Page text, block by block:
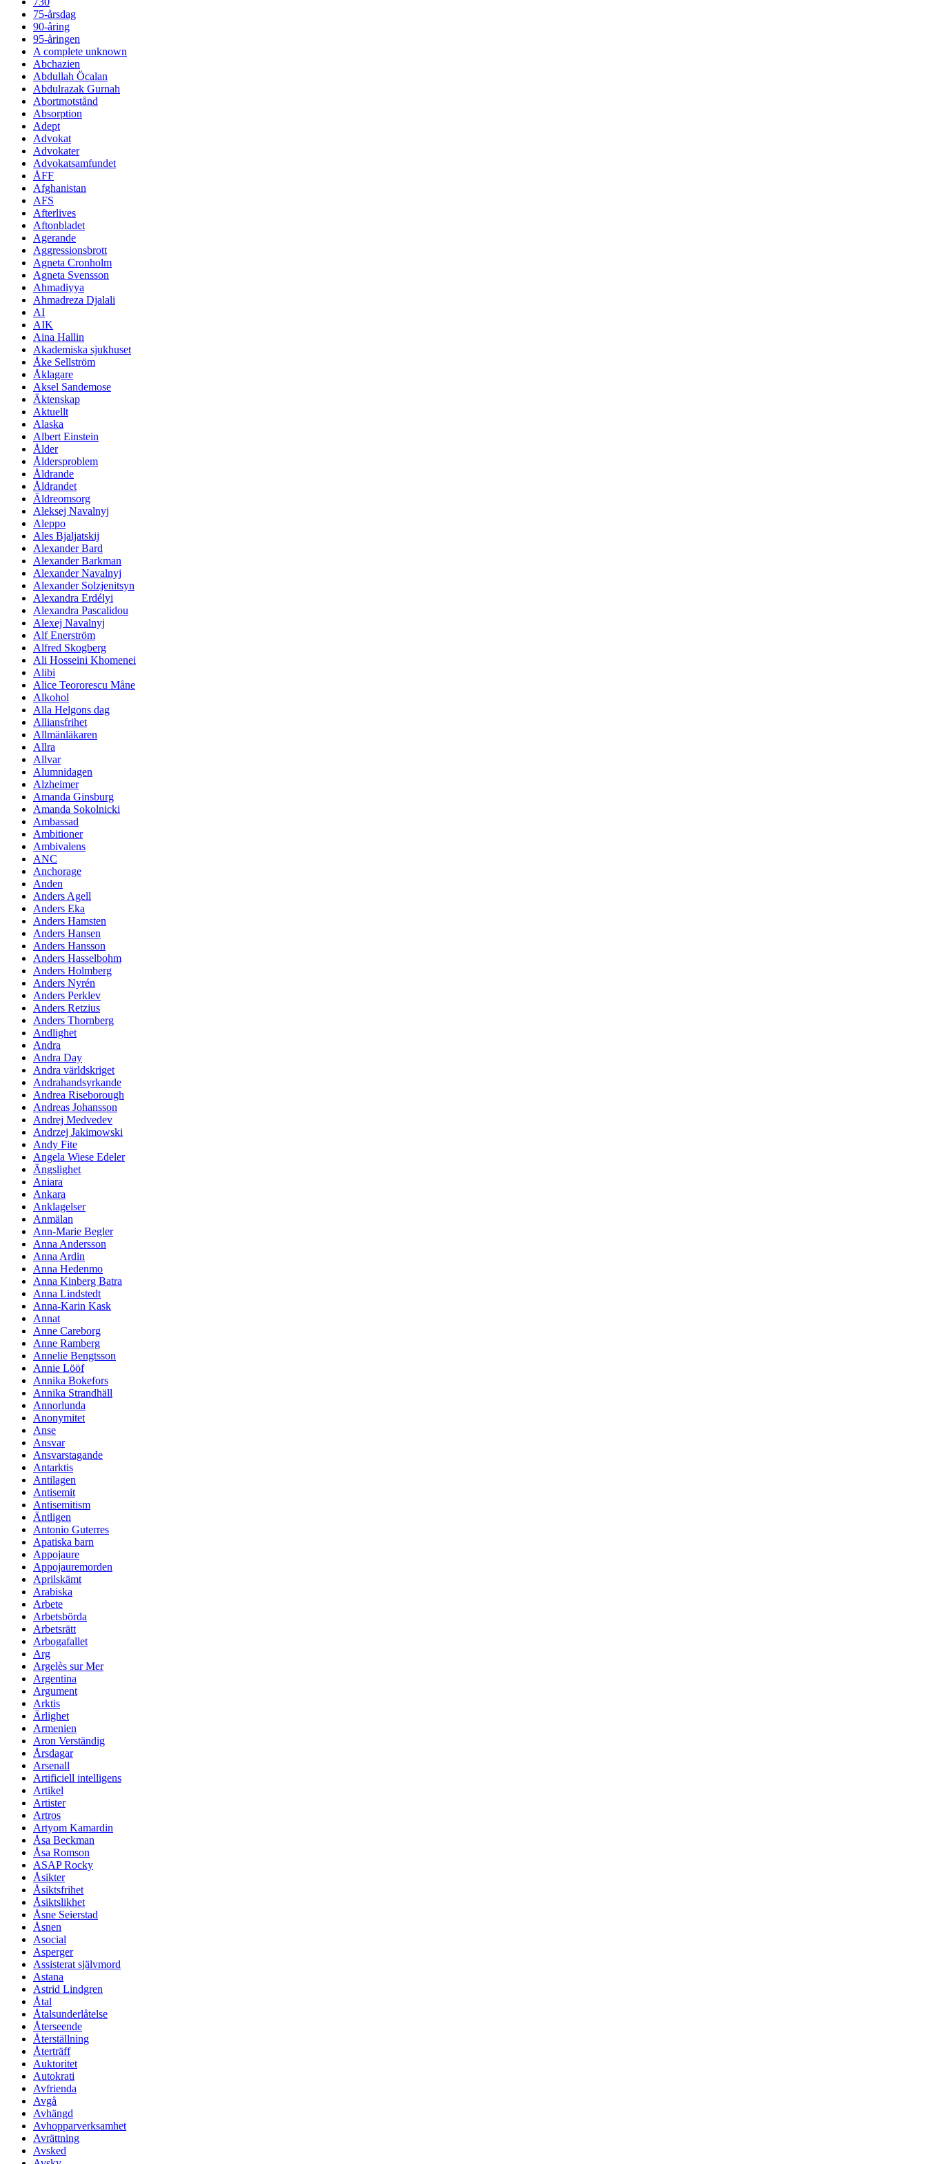
75-årsdag
90-åring
95-åringen
A complete unknown
Abchazien
Abdullah Öcalan
Abdulrazak Gurnah
Abortmotstånd
Absorption
Adept
Advokat
Advokater
Advokatsamfundet
ÅFF
Afghanistan
AFS
Afterlives
Aftonbladet
Agerande
Aggressionsbrott
Agneta Cronholm
Agneta Svensson
Ahmadiyya
Ahmadreza Djalali
AI
AIK
Aina Hallin
Akademiska sjukhuset
Åke Sellström
Åklagare
Aksel Sandemose
Äktenskap
Aktuellt
Alaska
Albert Einstein
Ålder
Åldersproblem
Åldrande
Åldrandet
Äldreomsorg
Aleksej Navalnyj
Aleppo
Ales Bjaljatskij
Alexander Bard
Alexander Barkman
Alexander Navalnyj
Alexander Solzjenitsyn
Alexandra Erdélyi
Alexandra Pascalidou
Alexej Navalnyj
Alf Enerström
Alfred Skogberg
Ali Hosseini Khomenei
Alibi
Alice Teororescu Måne
Alkohol
Alla Helgons dag
Alliansfrihet
Allmänläkaren
Allra
Allvar
Alumnidagen
Alzheimer
Amanda Ginsburg
Amanda Sokolnicki
Ambassad
Ambitioner
Ambivalens
ANC
Anchorage
Anden
Anders Agell
Anders Eka
Anders Hamsten
Anders Hansen
Anders Hansson
Anders Hasselbohm
Anders Holmberg
Anders Nyrén
Anders Perklev
Anders Retzius
Anders Thornberg
Andlighet
Andra
Andra Day
Andra världskriget
Andrahandsyrkande
Andrea Riseborough
Andreas Johansson
Andrej Medvedev
Andrzej Jakimowski
Andy Fite
Angela Wiese Edeler
Ängslighet
Aniara
Ankara
Anklagelser
Anmälan
Ann-Marie Begler
Anna Andersson
Anna Ardin
Anna Hedenmo
Anna Kinberg Batra
Anna Lindstedt
Anna-Karin Kask
Annat
Anne Careborg
Anne Ramberg
Annelie Bengtsson
Annie Lööf
Annika Bokefors
Annika Strandhäll
Annorlunda
Anonymitet
Anse
Ansvar
Ansvarstagande
Antarktis
Antilagen
Antisemit
Antisemitism
Äntligen
Antonio Guterres
Apatiska barn
Appojaure
Appojauremorden
Aprilskämt
Arabiska
Arbete
Arbetsbörda
Arbetsrätt
Arbogafallet
Arg
Argelès sur Mer
Argentina
Argument
Arktis
Ärlighet
Armenien
Aron Verständig
Årsdagar
Arsenall
Artificiell intelligens
Artikel
Artister
Artros
Artyom Kamardin
Åsa Beckman
Åsa Romson
ASAP Rocky
Åsikter
Åsiktsfrihet
Åsiktslikhet
Åsne Seierstad
Åsnen
Asocial
Asperger
Assisterat självmord
Astana
Astrid Lindgren
Åtal
Åtalsunderlåtelse
Återseende
Återställning
Återträff
Auktoritet
Autokrati
Avfrienda
Avgå
Avhängd
Avhopparverksamhet
Avrättning
Avsked